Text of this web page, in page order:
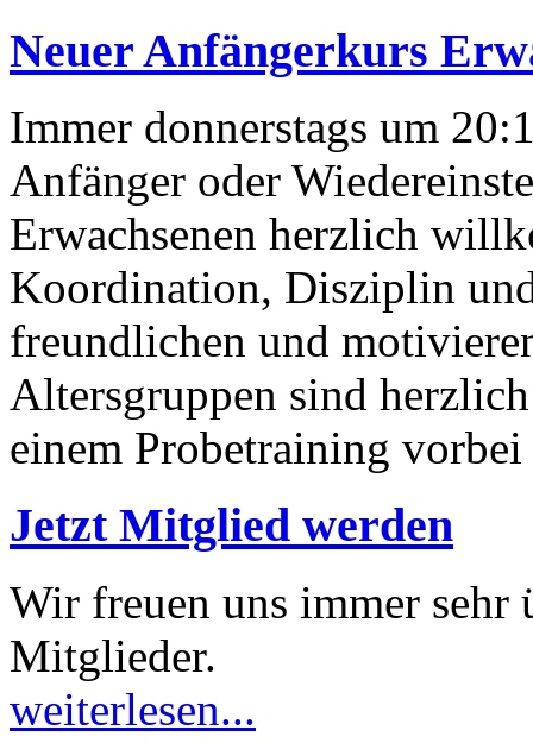
Neuer Anfängerkurs
Immer donnerstags um
Anfänger oder
Erwachsenen herzlich
Koordination, Disziplin
freundlichen und
Altersgruppen sind
einem Probetraining
Jetzt Mitglied werden
Wir freuen uns immer sehr
Mitglieder.
weiterlesen...